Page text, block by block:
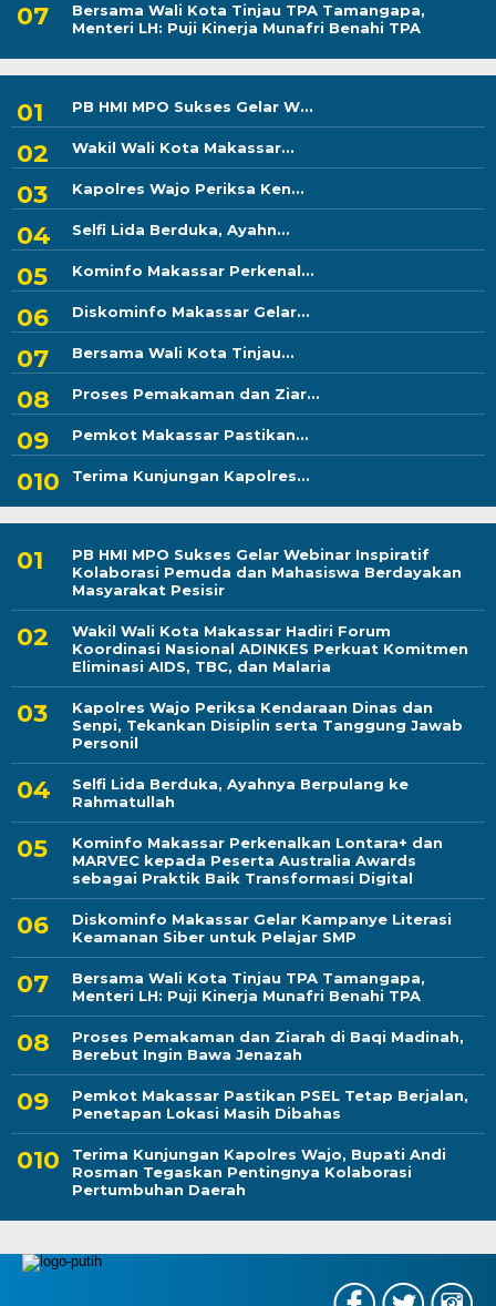
Bersama Wali Kota Tinjau TPA Tamangapa,
Menteri LH: Puji Kinerja Munafri Benahi TPA
PB HMI MPO Sukses Gelar W...
Wakil Wali Kota Makassar...
Kapolres Wajo Periksa Ken...
Selfi Lida Berduka, Ayahn...
Kominfo Makassar Perkenal...
Diskominfo Makassar Gelar...
Bersama Wali Kota Tinjau...
Proses Pemakaman dan Ziar...
Pemkot Makassar Pastikan...
Terima Kunjungan Kapolres...
PB HMI MPO Sukses Gelar Webinar Inspiratif
Kolaborasi Pemuda dan Mahasiswa Berdayakan
Masyarakat Pesisir
Wakil Wali Kota Makassar Hadiri Forum
Koordinasi Nasional ADINKES Perkuat Komitmen
Eliminasi AIDS, TBC, dan Malaria
Kapolres Wajo Periksa Kendaraan Dinas dan
Senpi, Tekankan Disiplin serta Tanggung Jawab
Personil
Selfi Lida Berduka, Ayahnya Berpulang ke
Rahmatullah
Kominfo Makassar Perkenalkan Lontara+ dan
MARVEC kepada Peserta Australia Awards
sebagai Praktik Baik Transformasi Digital
Diskominfo Makassar Gelar Kampanye Literasi
Keamanan Siber untuk Pelajar SMP
Bersama Wali Kota Tinjau TPA Tamangapa,
Menteri LH: Puji Kinerja Munafri Benahi TPA
Proses Pemakaman dan Ziarah di Baqi Madinah,
Berebut Ingin Bawa Jenazah
Pemkot Makassar Pastikan PSEL Tetap Berjalan,
Penetapan Lokasi Masih Dibahas
Terima Kunjungan Kapolres Wajo, Bupati Andi
Rosman Tegaskan Pentingnya Kolaborasi
Pertumbuhan Daerah